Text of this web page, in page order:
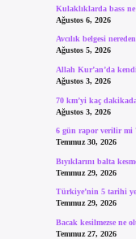
Kulaklıklarda bass ne
Ağustos 6, 2026
Avcılık belgesi
Ağustos 5, 2026
Allah Kur’an’da
Ağustos 3, 2026
70 km’yi kaç
Ağustos 3, 2026
6 gün rapor verilir mi
Temmuz 30, 2026
Bıyıklarını balta
Temmuz 29, 2026
Türkiye’nin 5 tarihi
Temmuz 29, 2026
Bacak kesilmezse ne
Temmuz 27, 2026